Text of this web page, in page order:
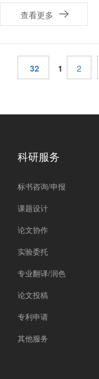
查看更多
32 1 2
科研服务
标书咨询/申报
课题设计
论文协作
实验委托
专业翻译/润色
论文投稿
专利申请
其他服务